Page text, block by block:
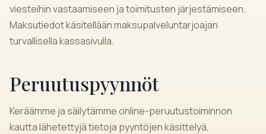
viesteihin vastaamiseen ja toimitusten järjestämiseen.
Maksutiedot käsitellään maksupalveluntarjoajan
turvallisella kassasivulla.
Peruutuspyynnöt
Keräämme ja säilytämme online-peruutustoiminnon
kautta lähetettyjä tietoja pyyntöjen käsittelyä,